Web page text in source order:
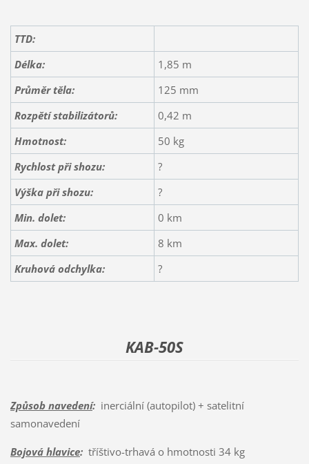
TTD:
Délka:
1,85 m
Průměr těla:
125 mm
Rozpětístabilizátorů:
0,42 m
Hmotnost:
50 kg
Rychlost při shozu:
?
Výška při shozu:
?
Min. dolet:
0 km
Max. dolet:
8 km
Kruhová odchylka:
?
KAB-50S
Způsob navedení:inerciální (autopilot) + satelitní
samonavedení
Bojová hlavice:tříštivo-trhavá o hmotnosti 34 kg